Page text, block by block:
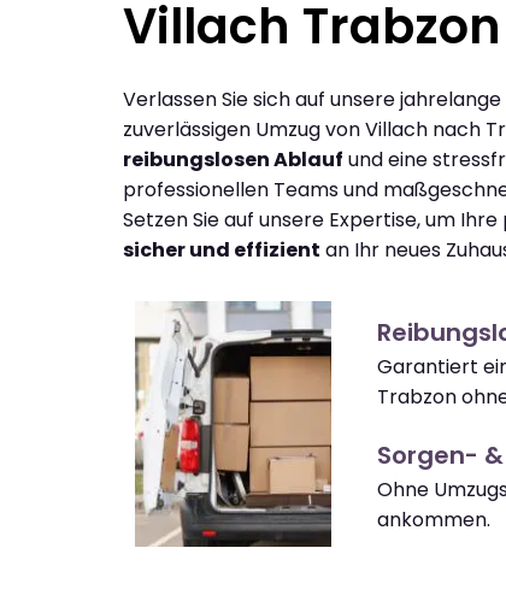
Villach Trabzon
Verlassen Sie sich auf unsere
zuverlässigen Umzug von Villach nach
reibungslosen Ablauf und eine
professionellen Teams und
Setzen Sie auf unsere Expertise, um
sicher und effizient an Ihr neues
Garantiert
Trabzon
Sorgen-
Ohne
ankommen.